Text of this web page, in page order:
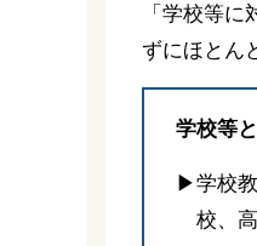
「学校等
ずにほとん
学校等
▶学校
校、